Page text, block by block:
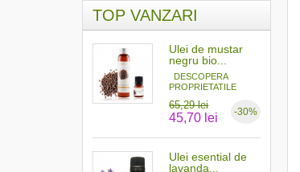
TOP VANZARI
Ulei de mustar
negru bio...
DESCOPERA
PROPRIETATILE
65,29 lei
-30%
45,70 lei
Ulei esential de
lavanda...